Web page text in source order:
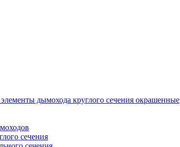
дымохода круглого сечения окрашенные
сечения